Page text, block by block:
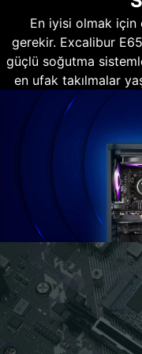
En iyisi olmak
gerekir. Excalibur
güçlü soğutma
en ufak takılmalar